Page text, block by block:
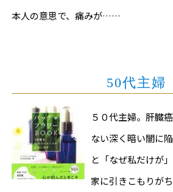
本人の意思で、痛みが……
50代主婦
５０代主婦。肝臓
ない深く暗い闇に
と「なぜ私だけが
家に引きこもりが